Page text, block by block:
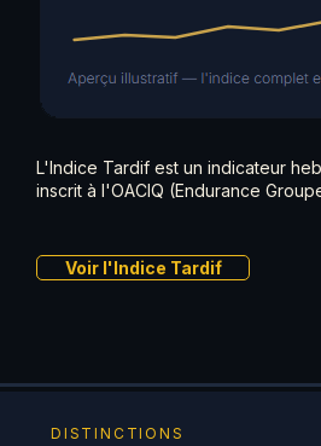
L'Indice Tardif est un indicateur
inscrit à l'OACIQ (Endurance
Voir l'Indice Tardif
DISTINCTIONS